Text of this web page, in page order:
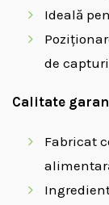
Ideală
de capturi
Calitate
Fabricat